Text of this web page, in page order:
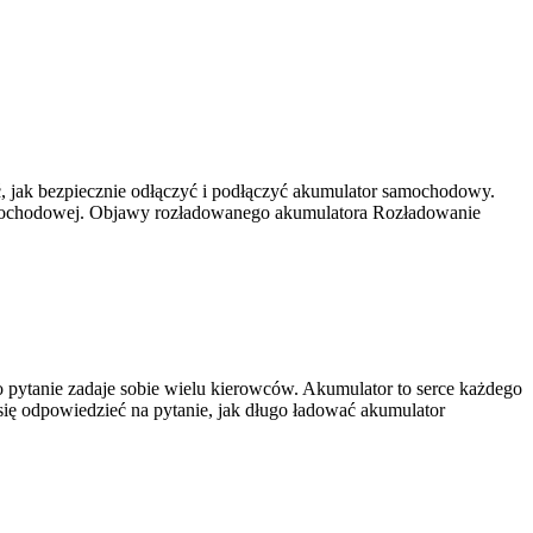
bezpiecznie odłączyć i podłączyć akumulator samochodowy.
Objawy rozładowanego akumulatora Rozładowanie
zadaje sobie wielu kierowców. Akumulator to serce każdego
odpowiedzieć na pytanie, jak długo ładować akumulator